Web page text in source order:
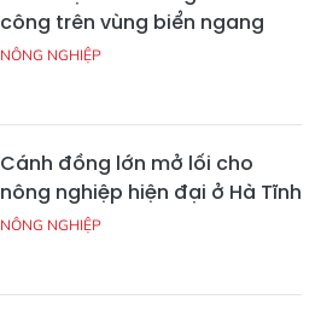
công trên vùng biển ngang
NÔNG NGHIỆP
Cánh đồng lớn mở lối cho
nông nghiệp hiện đại ở Hà Tĩnh
NÔNG NGHIỆP